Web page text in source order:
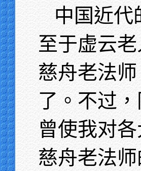
中国近代
至于虚云
慈舟老法
了。不过
曾使我对
慈舟老法